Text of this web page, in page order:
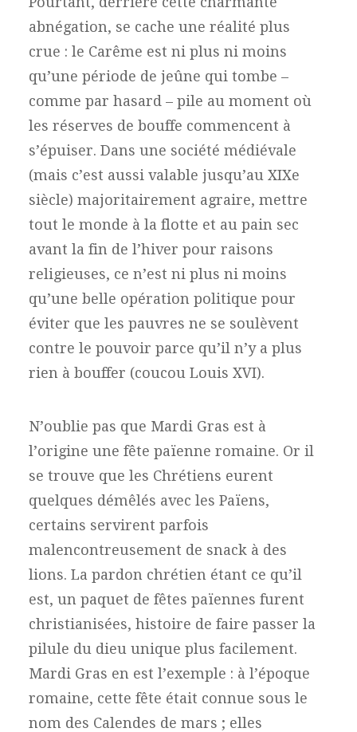
abnégation, se cache une réalité plus
crue : le Carême est ni plus ni moins
qu’une période de jeûne qui tombe –
comme par hasard – pile au moment où
les réserves de bouffe commencent à
s’épuiser. Dans une société médiévale
(mais c’est aussi valable jusqu’au XIXe
siècle) majoritairement agraire, mettre
tout le monde à la flotte et au pain sec
avant la fin de l’hiver pour raisons
religieuses, ce n’est ni plus ni moins
qu’une belle opération politique pour
éviter que les pauvres ne se soulèvent
contre le pouvoir parce qu’il n’y a plus
rien à bouffer (coucou Louis XVI).
N’oublie pas que Mardi Gras est à
l’origine une fête païenne romaine. Or il
se trouve que les Chrétiens eurent
quelques démêlés avec les Païens,
certains servirent parfois
malencontreusement de snack à des
lions. La pardon chrétien étant ce qu’il
est, un paquet de fêtes païennes furent
christianisées, histoire de faire passer la
pilule du dieu unique plus facilement.
Mardi Gras en est l’exemple : à l’époque
romaine, cette fête était connue sous le
nom des Calendes de mars ; elles